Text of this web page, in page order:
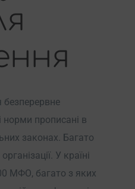
норми прописані в
законах. Багато
У країні
МФО, багато з яких